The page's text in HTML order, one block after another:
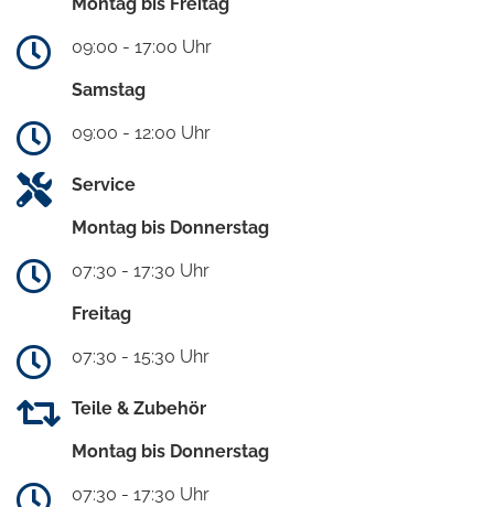
09:00 - 17:00 Uhr
Samstag
09:00 - 12:00 Uhr
Service
Montag bis Donnerstag
07:30 - 17:30 Uhr
Freitag
07:30 - 15:30 Uhr
Teile & Zubehör
Montag bis Donnerstag
07:30 - 17:30 Uhr